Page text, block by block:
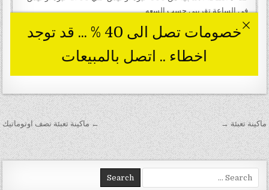
تصفّح المقالات ← ماكينة تعبئة نصف اوتوماتيك ماكينة تعبئة →
Search for: